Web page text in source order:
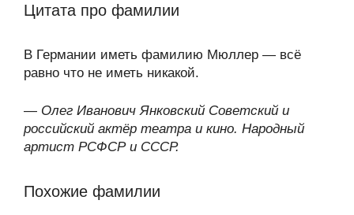
Цитата про фамилии
В Германии иметь фамилию Мюллер — всё
равно что не иметь никакой.
— Олег Иванович Янковский Советский и
российский актёр театра и кино. Народный
артист РСФСР и СССР.
Похожие фамилии